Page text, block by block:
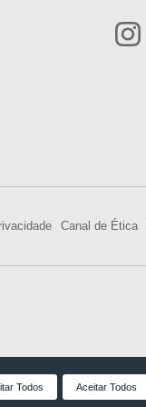
Canal de Ética
Todos Aceitar Todos